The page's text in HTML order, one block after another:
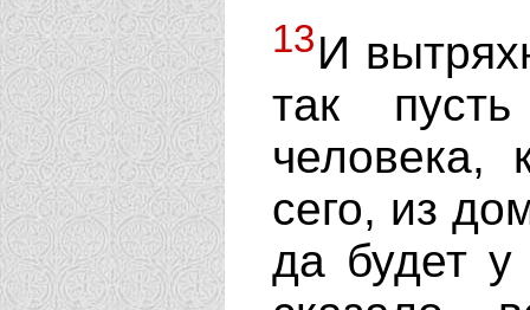
13И
так
человека,
сего, из
да будет